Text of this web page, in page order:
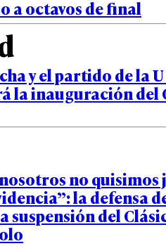
a octavos de final
y el partido de la
la inauguración del
no quisimos
la defensa
suspensión del